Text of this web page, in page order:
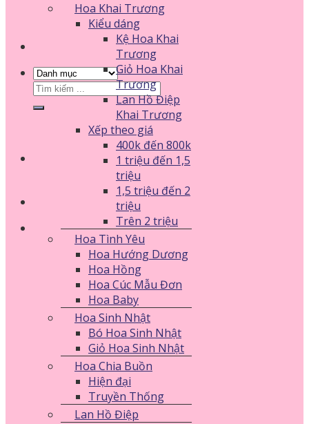
Tìm
kiếm:
Hoa Khai Trương
Kiểu dáng
Kệ Hoa Khai
Trương
Giỏ Hoa Khai
Trương
Lan Hồ Điệp
Khai Trương
Xếp theo giá
400k đến 800k
1 triệu đến 1,5
triệu
1,5 triệu đến 2
triệu
Trên 2 triệu
Hoa Tình Yêu
Hoa Hướng Dương
Hoa Hồng
Hoa Cúc Mẫu Đơn
Hoa Baby
Hoa Sinh Nhật
Bó Hoa Sinh Nhật
Giỏ Hoa Sinh Nhật
Hoa Chia Buồn
Hiện đại
Truyền Thống
Lan Hồ Điệp